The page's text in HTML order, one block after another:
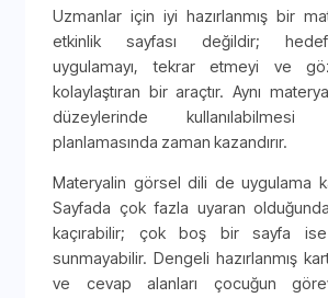
Uzmanlar için iyi hazırlanmış bir
etkinlik sayfası değildir;
uygulamayı, tekrar etmeyi ve
kolaylaştıran bir araçtır. Aynı
düzeylerinde
planlamasında zaman kazandırır.
Materyalin görsel dili de uygulama
Sayfada çok fazla uyaran
kaçırabilir; çok boş bir sayfa
sunmayabilir. Dengeli hazırlanmış
ve cevap alanları çocuğun